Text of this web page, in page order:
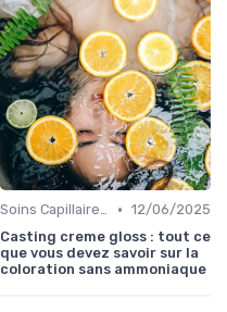
Soins Capillaires Bio • 12/06/2025
Casting creme gloss : tout ce
que vous devez savoir sur la
coloration sans ammoniaque